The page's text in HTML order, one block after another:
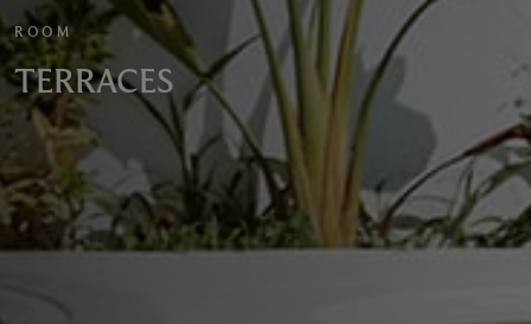
ROOM
TERRACES